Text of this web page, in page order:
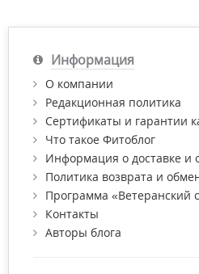
Информация
О компании
Редакционная политика
Сертификаты и гарантии
Что такое Фитоблог
Информация о доставке и
Политика возврата и
Программа «Ветеранский
Контакты
Авторы блога